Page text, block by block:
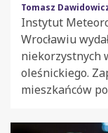
Tomasz
Instytut
Wrocławiu
niekorzystnych
oleśnickiego.
mieszkańców